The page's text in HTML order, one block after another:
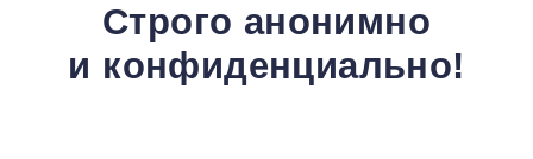
Строго анонимно
и конфиденциально!